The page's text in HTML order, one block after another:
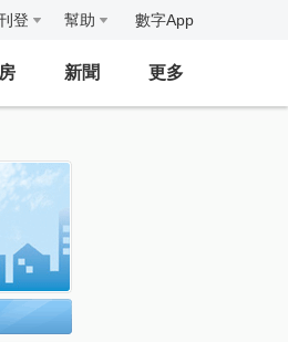
登 幫助 數字App
新聞 更多